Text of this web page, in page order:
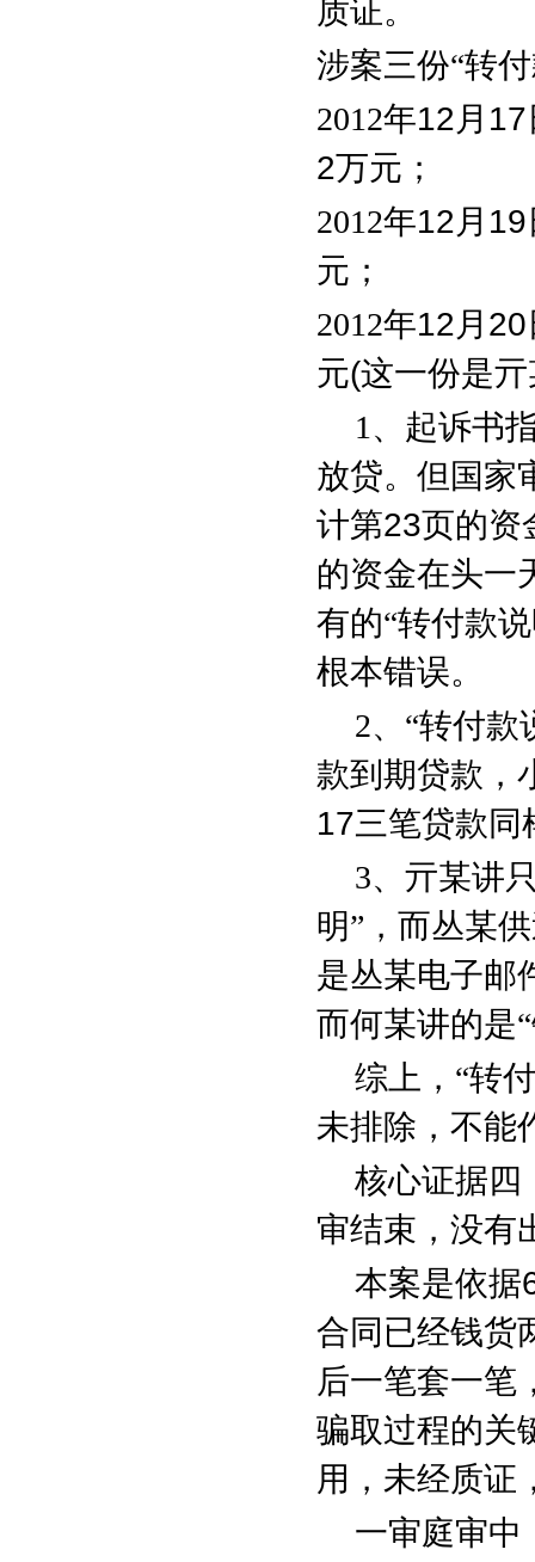
质证。
涉案三份“转
2012年12月 17
2万元；
2012年12月 19
元；
2012年12月 20
元(这一份是
1 、起诉书
放贷。但国家
计第23页的资
的资金在头一
有的“转付款
根本错误。
2、“转付款
款到期贷款，
17三笔贷款同
3、亓某讲
明”，而丛某
是丛某电子邮
而何某讲的是
综上，“转
未排除，不能
核心证据四
审结束，没有
本案是依据
合同已经钱货
后一笔套一笔
骗取过程的关
用，未经质证
一审庭审中